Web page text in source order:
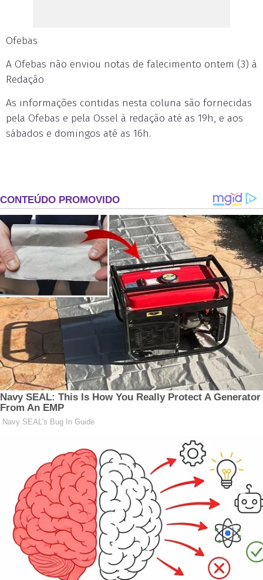
Ofebas
A Ofebas não enviou notas de falecimento ontem (3) à
Redação
As informações contidas nesta coluna são fornecidas
pela Ofebas e pela Ossel à redação até as 19h, e aos
sábados e domingos até as 16h.